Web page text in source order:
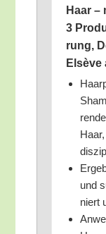
Haar –
3
rung,
Elsè­ve
und
niert